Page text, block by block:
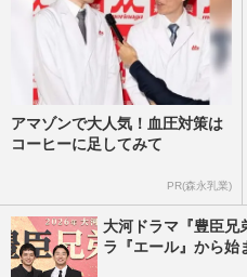
アマゾンで大人気！血圧対策は
コーヒーに足してみて
PR(森永乳業)
大河ドラマ『豊臣兄
ラ『エール』から始